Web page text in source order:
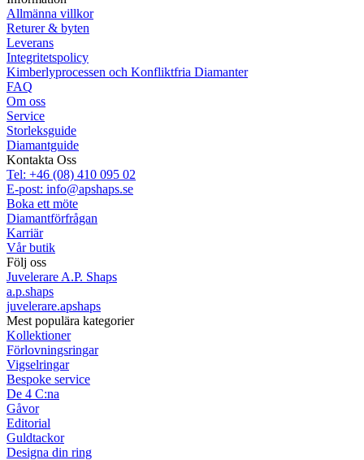
Allmänna villkor
Returer & byten
Leverans
Integritetspolicy
Kimberlyprocessen och Konfliktfria Diamanter
FAQ
Om oss
Service
Storleksguide
Diamantguide
Kontakta Oss
Tel: +46 (08) 410 095 02
E-post: info@apshaps.se
Boka ett möte
Diamantförfrågan
Karriär
Vår butik
Följ oss
Juvelerare A.P. Shaps
a.p.shaps
juvelerare.apshaps
Mest populära kategorier
Kollektioner
Förlovningsringar
Vigselringar
Bespoke service
De 4 C:na
Gåvor
Editorial
Guldtackor
Designa din ring